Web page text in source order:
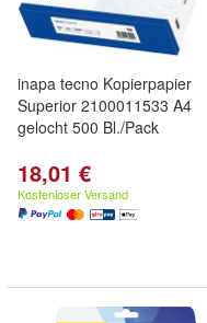
inapa tecno Kopierpapier
Superior 2100011533 A4
gelocht 500 Bl./Pack
18,01 €
Kostenloser Versand